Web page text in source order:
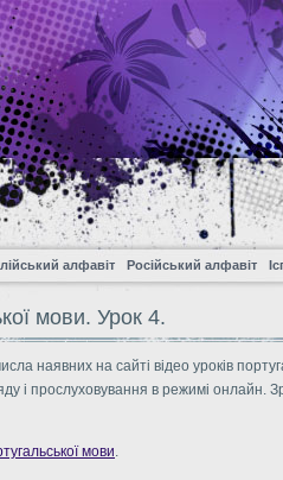
алфавіт Російський алфавіт
мови. Урок 4.
наявних на сайті відео уроків
і прослуховування в режимі онлайн.
мови.